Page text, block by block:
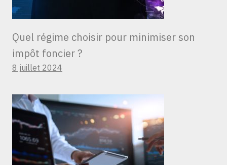
Quel régime choisir pour minimiser son
impôt foncier ?
8 juillet 2024